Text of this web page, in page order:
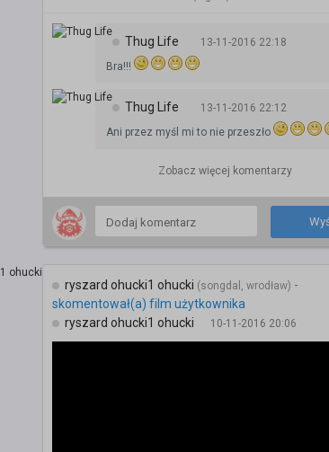
Thug Life
13-11-2016 22:18
Bra!!!
Thug Life
13-11-2016 22:12
Ani przez myśl mi to nie przeszło
Zobacz więcej komentarzy
ryszard ohucki1 ohucki (songdal, wrodław) -
skomentował(a) film użytkownika
ryszard ohucki1 ohucki
10-11-2016 20:06